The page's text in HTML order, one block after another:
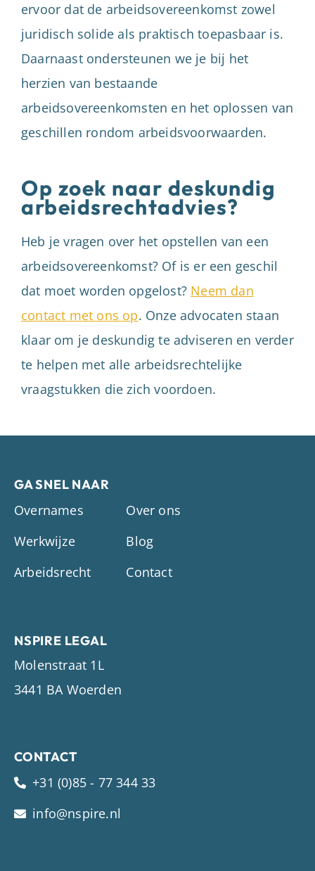
ervoor dat de arbeidsovereenkomst zowel
juridisch solide als praktisch toepasbaar is.
Daarnaast ondersteunen we je bij het
herzien van bestaande
arbeidsovereenkomsten en het oplossen van
geschillen rondom arbeidsvoorwaarden.
Op zoek naar deskundig
arbeidsrechtadvies?
Heb je vragen over het opstellen van een
arbeidsovereenkomst? Of is er een geschil
dat moet worden opgelost? Neem dan
contact met ons op. Onze advocaten staan
klaar om je deskundig te adviseren en verder
te helpen met alle arbeidsrechtelijke
vraagstukken die zich voordoen.
GA SNEL NAAR
Overnames
Werkwijze
Arbeidsrecht
Over ons
Blog
Contact
NSPIRE LEGAL
Molenstraat 1L
3441 BA Woerden
CONTACT
+31 (0)85 - 77 344 33
info@nspire.nl